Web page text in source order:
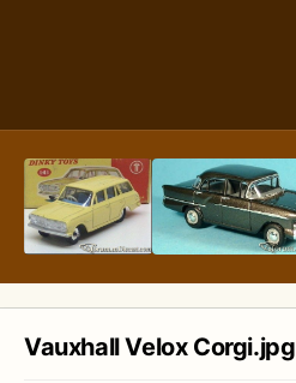
Vauxhall Velox Corgi.jpg